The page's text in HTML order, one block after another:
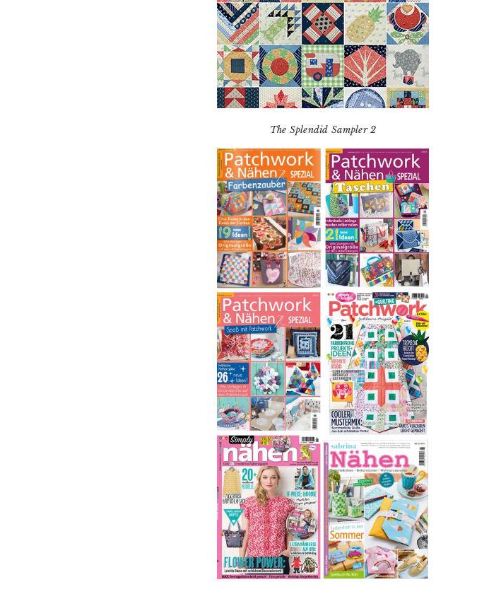
The Splendid Sampler 2